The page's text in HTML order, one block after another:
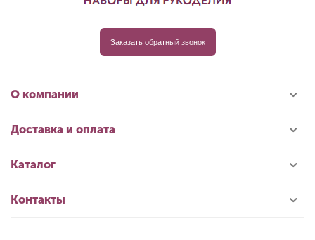
Заказать обратный звонок
О компании
Доставка и оплата
Каталог
Контакты